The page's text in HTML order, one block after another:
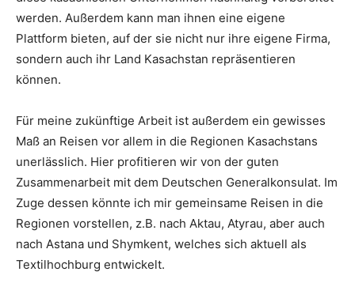
werden. Außerdem kann man ihnen eine eigene
Plattform bieten, auf der sie nicht nur ihre eigene Firma,
sondern auch ihr Land Kasachstan repräsentieren
können.
Für meine zukünftige Arbeit ist außerdem ein gewisses
Maß an Reisen vor allem in die Regionen Kasachstans
unerlässlich. Hier profitieren wir von der guten
Zusammenarbeit mit dem Deutschen Generalkonsulat. Im
Zuge dessen könnte ich mir gemeinsame Reisen in die
Regionen vorstellen, z.B. nach Aktau, Atyrau, aber auch
nach Astana und Shymkent, welches sich aktuell als
Textilhochburg entwickelt.